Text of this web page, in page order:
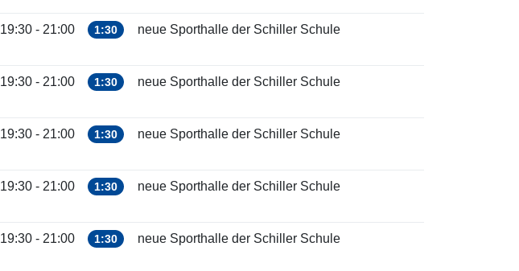
19:30 - 21:00 1:30 neue Sporthalle der Schiller Schule
19:30 - 21:00 1:30 neue Sporthalle der Schiller Schule
19:30 - 21:00 1:30 neue Sporthalle der Schiller Schule
19:30 - 21:00 1:30 neue Sporthalle der Schiller Schule
19:30 - 21:00 1:30 neue Sporthalle der Schiller Schule